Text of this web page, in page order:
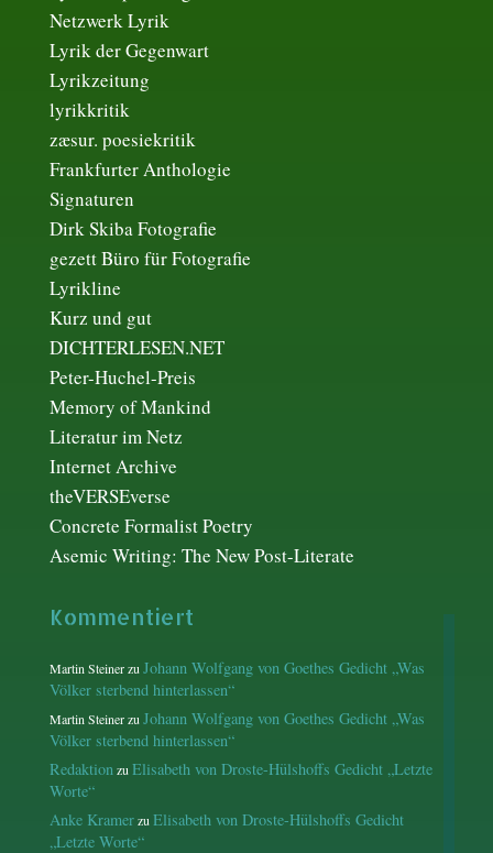
Netzwerk Lyrik
Lyrik der Gegenwart
Lyrikzeitung
lyrikkritik
zæsur. poesiekritik
Frankfurter Anthologie
Signaturen
Dirk Skiba Fotografie
gezett Büro für Fotografie
Lyrikline
Kurz und gut
DICHTERLESEN.NET
Peter-Huchel-Preis
Memory of Mankind
Literatur im Netz
Internet Archive
theVERSEverse
Concrete Formalist Poetry
Asemic Writing: The New Post-Literate
Kommentiert
Martin Steinerzu Johann Wolfgang von Goethes Gedicht „Was
Völker sterbend hinterlassen“
Martin Steinerzu Johann Wolfgang von Goethes Gedicht „Was
Völker sterbend hinterlassen“
Redaktion zu Elisabeth von Droste-Hülshoffs Gedicht „Letzte
Worte“
Anke Kramerzu Elisabeth von Droste-Hülshoffs Gedicht
„Letzte Worte“